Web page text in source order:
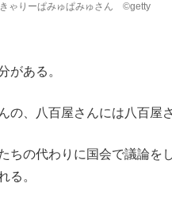
きゃりーぱみゅぱみゅさん ©︎getty
がある。
、八百屋さんには八百屋
ちの代わりに国会で議論を
る。